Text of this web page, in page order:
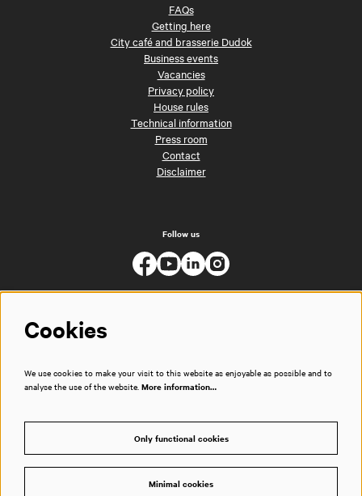
FAQs
Getting here
City café and brasserie Dudok
Business events
Vacancies
Privacy policy
House rules
Technical information
Press room
Contact
Disclaimer
Follow us
Cookies
We use cookies to make your visit to this website as enjoyable as possible and to
analyse the use of the website. More information…
Only functional cookies
Minimal cookies